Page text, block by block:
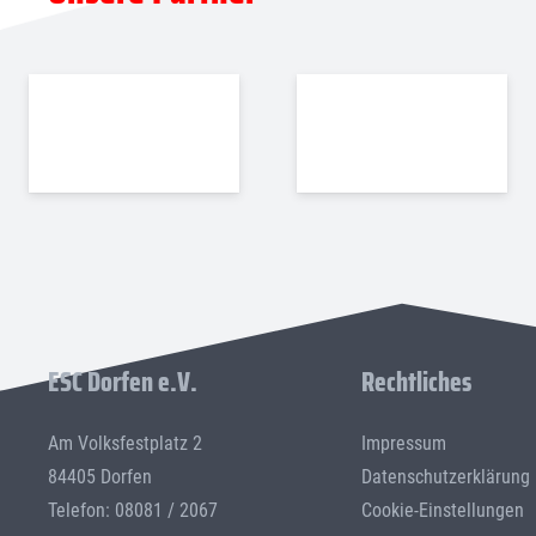
ESC Dorfen e.V.
Am Volksfestplatz 2
84405 Dorfen
Telefon: 08081 / 2067
Rechtliches
Impressum
Datenschutzerklärung
Cookie-Einstellungen